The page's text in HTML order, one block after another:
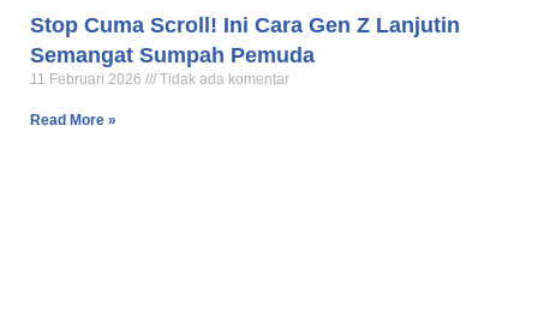
Stop Cuma Scroll! Ini Cara Gen Z Lanjutin
Semangat Sumpah Pemuda
11 Februari 2026 Tidak ada komentar
Read More »